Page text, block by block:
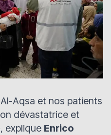
Aqsa et nos patients
dévastatrice et
explique Enrico